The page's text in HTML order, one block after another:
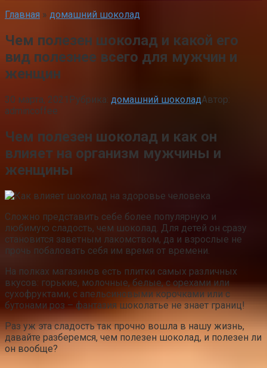
Главная » домашний шоколад
Чем полезен шоколад и какой его
вид полезнее всего для мужчин и
женщин
30 марта, 2021 Рубрика: домашний шоколадАвтор:
admincoffee
Чем полезен шоколад и как он
влияет на организм мужчины и
женщины
Сложно представить себе более популярную и
любимую сладость, чем шоколад. Для детей он сразу
становится заветным лакомством, да и взрослые не
прочь побаловать себя им время от времени.
На полках магазинов есть плитки самых различных
вкусов: горькие, молочные, белые, с орехами или
сухофруктами, с апельсиновыми корочками или с
бутонами роз – фантазия шоколатье не знает границ!
Раз уж эта сладость так прочно вошла в нашу жизнь,
давайте разберемся, чем полезен шоколад, и полезен ли
он вообще?